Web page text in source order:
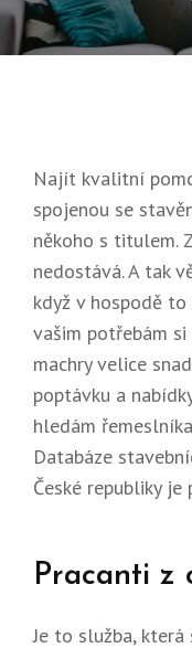
Najít kvalitní
spojenou se
někoho s titulem.
nedostává. A tak
když v hospodě to
vašim potřebám
machry velice
poptávku a
hledám řemeslníka
Databáze
České republiky je
Pracanti z
Je to služba, která